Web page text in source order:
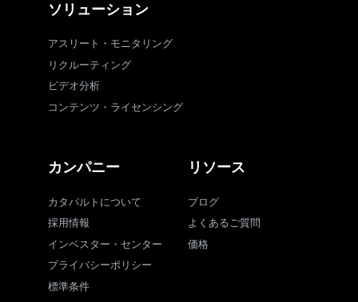
ソリューション
アスリート・モニタリング
リクルーティング
ビデオ分析
コンテンツ・ライセンシング
カンパニー
カタパルトについて
採用情報
インベスター・センター
プライバシーポリシー
標準条件
リソース
ブログ
よくあるご質問
価格